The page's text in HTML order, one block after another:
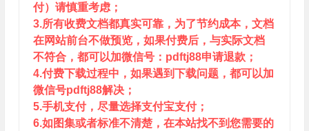
付）请慎重考虑；
3.所有收费文档都真实可靠，为了节约成本，文档
在网站前台不做预览，如果付费后，与实际文档
不符合，都可以加微信号：pdftj88申请退款；
4.付费下载过程中，如果遇到下载问题，都可以加
微信号pdftj88解决；
5.手机支付，尽量选择支付宝支付；
6.如图集或者标准不清楚，在本站找不到您需要的